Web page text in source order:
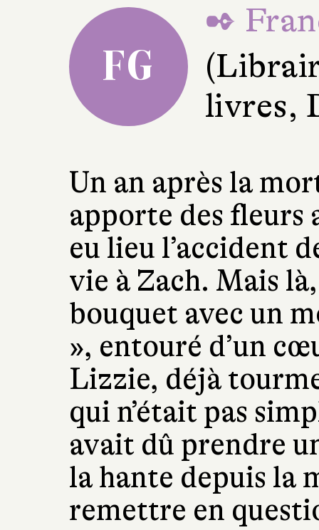
FG
✒
livres,
Un an après la
apporte des fleurs
eu lieu l’accident
vie à Zach. Mais
bouquet avec un
», entouré d’un
Lizzie, déjà
qui n’était pas
avait dû prendre
la hante depuis la
remettre en